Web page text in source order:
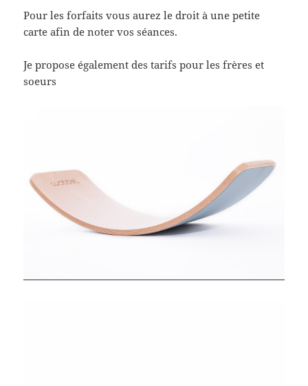
Pour les forfaits vous aurez le droit à une petite
carte afin de noter vos séances.
Je propose également des tarifs pour les frères et
soeurs